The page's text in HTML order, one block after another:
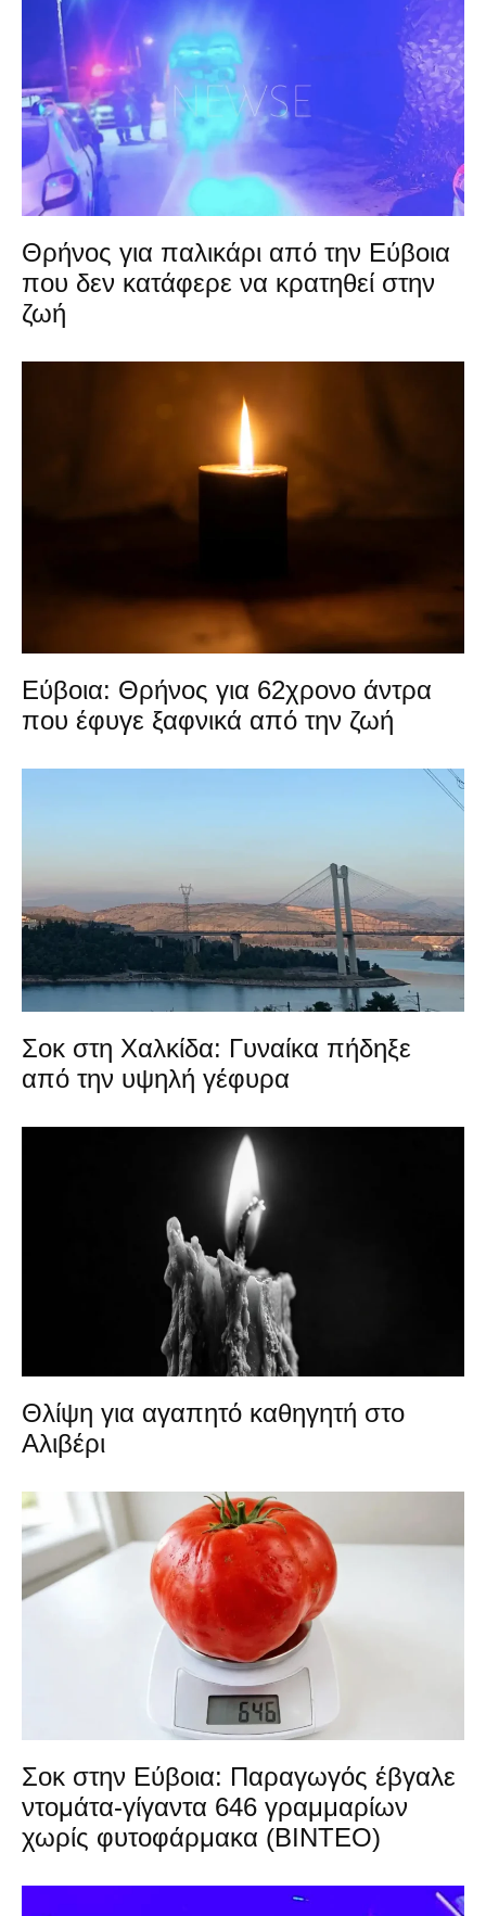
Θρήνος για παλικάρι από την Εύβοια
που δεν κατάφερε να κρατηθεί στην
ζωή
Εύβοια: Θρήνος για 62χρονο άντρα
που έφυγε ξαφνικά από την ζωή
Σοκ στη Χαλκίδα: Γυναίκα πήδηξε
από την υψηλή γέφυρα
Θλίψη για αγαπητό καθηγητή στο
Αλιβέρι
Σοκ στην Εύβοια: Παραγωγός έβγαλε
ντομάτα-γίγαντα 646 γραμμαρίων
χωρίς φυτοφάρμακα (ΒΙΝΤΕΟ)